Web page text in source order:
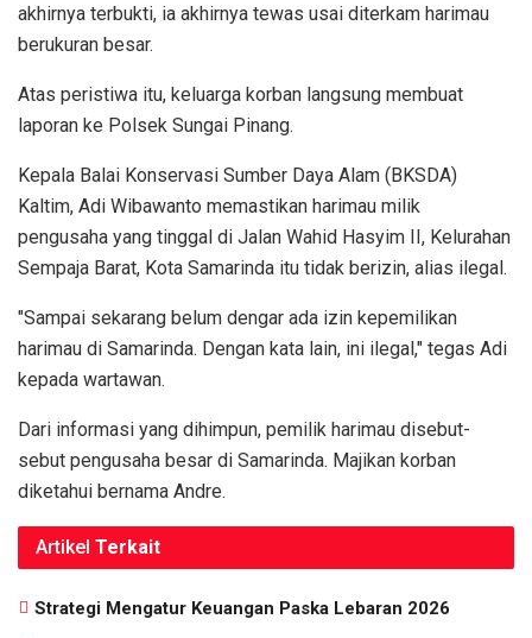
akhirnya terbukti, ia akhirnya tewas usai diterkam harimau
berukuran besar.
Atas peristiwa itu, keluarga korban langsung membuat
laporan ke Polsek Sungai Pinang.
Kepala Balai Konservasi Sumber Daya Alam (BKSDA)
Kaltim, Adi Wibawanto memastikan harimau milik
pengusaha yang tinggal di Jalan Wahid Hasyim II, Kelurahan
Sempaja Barat, Kota Samarinda itu tidak berizin, alias ilegal.
"Sampai sekarang belum dengar ada izin kepemilikan
harimau di Samarinda. Dengan kata lain, ini ilegal," tegas Adi
kepada wartawan.
Dari informasi yang dihimpun, pemilik harimau disebut-
sebut pengusaha besar di Samarinda. Majikan korban
diketahui bernama Andre.
Artikel Terkait
Strategi Mengatur Keuangan Paska Lebaran 2026